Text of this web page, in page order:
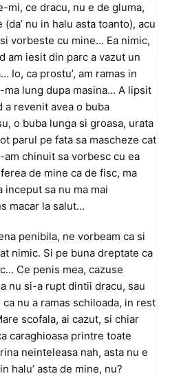
mi, ce dracu, nu e de gluma,
nu in halu asta toanto), acu
vorbeste cu mine… Ea nimic,
am iesit din parc a vazut un
Io, ca prostu’, am ramas in
lung dupa masina… A lipsit
a revenit avea o buba
o buba lunga si groasa, urata
parul pe fata sa mascheze cat
chinuit sa vorbesc cu ea
de mine ca de fisc, ma
sa nu ma mai
macar la salut…
penibila, ne vorbeam ca si
nimic. Si pe buna dreptate ca
Ce penis mea, cazuse
nu si-a rupt dintii dracu, sau
nu a ramas schiloada, in rest
scofala, ai cazut, si chiar
caraghioasa printre toate
neinteleasa nah, asta nu e
halu’ asta de mine, nu?